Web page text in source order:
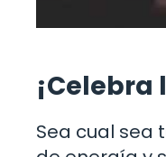
Sea cual sea